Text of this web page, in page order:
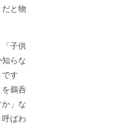
と物
子供
らな
す
鵜呑
」な
ばわ